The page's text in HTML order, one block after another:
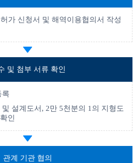
가 신청서 및 해역이용협의서 작성
및 첨부 서류 확인
록
설계도서, 2만 5천분의 1의 지형도
인
관계 기관 협의